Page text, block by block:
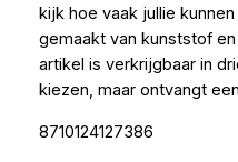
kijk hoe vaak jullie
gemaakt van kunststof
artikel is verkrijgbaar in
kiezen, maar ontvangt
8710124127386